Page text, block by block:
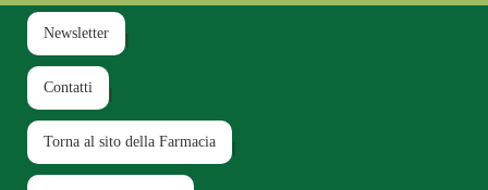
Passa
contenuto
principale
Newsletter
Contatti
Torna al sito della Farmacia